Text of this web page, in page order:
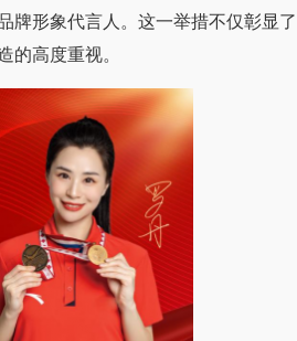
形象代言人。这一举措不仅彰显了
的高度重视。